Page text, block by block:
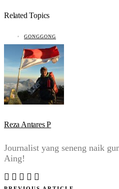
Related Topics
GONGGONG
Reza Antares P
Journalist yang seneng naik
Aing!